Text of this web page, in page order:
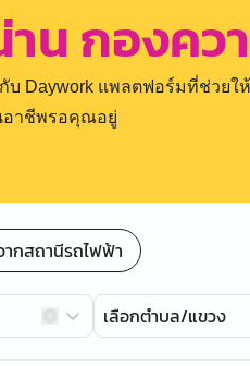
น กองคว
Daywork แพลตฟอร์มที่ช่วยใ
อาชีพรอคุณอยู่
กสถานีรถไฟฟ้า
เลือกตำบล/แขวง